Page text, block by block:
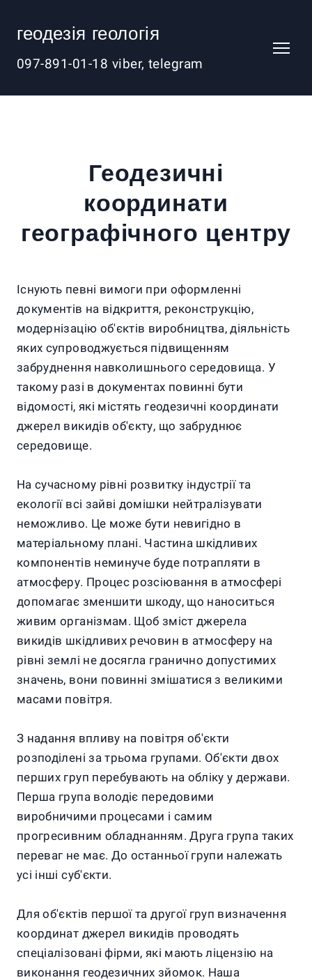
геодезія геологія
097-891-01-18 viber, telegram
Геодезичні
координати
географічного центру
Існують певні вимоги при оформленні
документів на відкриття, реконструкцію,
модернізацію об'єктів виробництва, діяльність
яких супроводжується підвищенням
забруднення навколишнього середовища. У
такому разі в документах повинні бути
відомості, які містять геодезичні координати
джерел викидів об'єкту, що забруднює
середовище.
На сучасному рівні розвитку індустрії та
екології всі зайві домішки нейтралізувати
неможливо. Це може бути невигідно в
матеріальному плані. Частина шкідливих
компонентів неминуче буде потрапляти в
атмосферу. Процес розсіювання в атмосфері
допомагає зменшити шкоду, що наноситься
живим організмам. Щоб зміст джерела
викидів шкідливих речовин в атмосферу на
рівні землі не досягла гранично допустимих
значень, вони повинні змішатися з великими
масами повітря.
З надання впливу на повітря об'єкти
розподілені за трьома групами. Об'єкти двох
перших груп перебувають на обліку у держави.
Перша група володіє передовими
виробничими процесами і самим
прогресивним обладнанням. Друга група таких
переваг не має. До останньої групи належать
усі інші суб'єкти.
Для об'єктів першої та другої груп визначення
координат джерел викидів проводять
спеціалізовані фірми, які мають ліцензію на
виконання геодезичних зйомок. Наша